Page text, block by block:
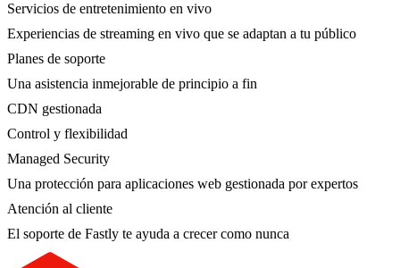
Servicios de entretenimiento en vivo
Experiencias de streaming en vivo que se adaptan a tu público
Planes de soporte
Una asistencia inmejorable de principio a fin
CDN gestionada
Control y flexibilidad
Managed Security
Una protección para aplicaciones web gestionada por expertos
Atención al cliente
El soporte de Fastly te ayuda a crecer como nunca